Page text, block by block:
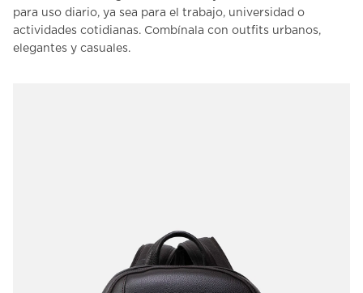
para uso diario, ya sea para el trabajo, universidad o
actividades cotidianas. Combínala con outfits urbanos,
elegantes y casuales.